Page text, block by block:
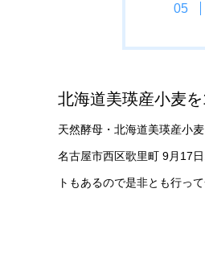
北海道美瑛産小麦
天然酵母・北海道美瑛産小
名古屋市西区歌里町 9月17
トもあるので是非とも行っ